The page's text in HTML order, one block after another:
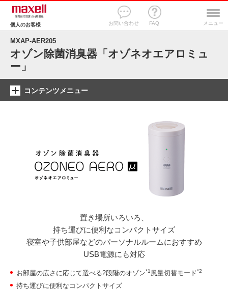
個人のお客様 お問い合わせ FAQ メニュー
MXAP-AER205
オゾン除菌消臭器「オゾネオエアロミュ
ー」
コンテンツメニュー
置き場所いろいろ、
持ち運びに便利なコンパクトサイズ
寝室や子供部屋などのパーソナルルームにおすすめ
USB電源にも対応
お部屋の広さに応じて選べる2段階のオゾン*1 風量切替モード*2
持ち運びに便利なコンパクトサイズ